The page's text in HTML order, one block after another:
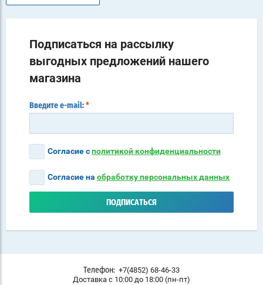
Подписаться на рассылку
выгодных предложений нашего
магазина
Введите e-mail: *
Согласие сполитикой конфиденциальности
Согласие на обработку персональных данных
ПОДПИСАТЬСЯ
Телефон: +7(4852) 68-46-33
Доставка с 10:00 до 18:00 (пн-пт)